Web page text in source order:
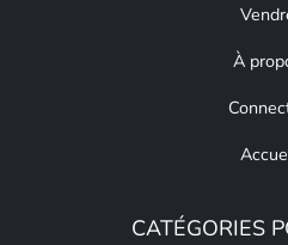
À
CATÉGORIES